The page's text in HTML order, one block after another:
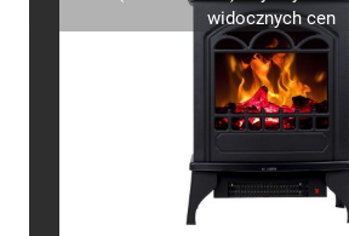
widocznych cen